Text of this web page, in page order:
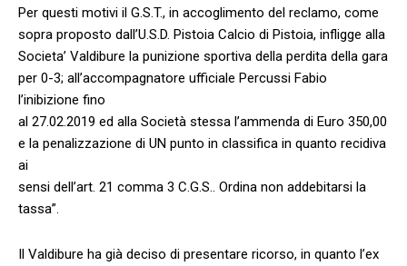
Per questi motivi il G.S.T., in accoglimento del reclamo, come
sopra proposto dall’U.S.D. Pistoia Calcio di Pistoia, infligge alla
Societa’ Valdibure la punizione sportiva della perdita della gara
per 0-3; all’accompagnatore ufficiale Percussi Fabio
l’inibizione fino
al 27.02.2019 ed alla Società stessa l’ammenda di Euro 350,00
e la penalizzazione di UN punto in classifica in quanto recidiva
ai
sensi dell’art. 21 comma 3 C.G.S.. Ordina non addebitarsi la
tassa”.
Il Valdibure ha già deciso di presentare ricorso, in quanto l’ex